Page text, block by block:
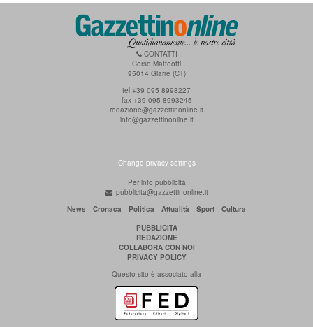
CONTATTI
Corso Matteotti
95014 Giarre (CT)
tel +39 095 8998227
fax +39 095 8993245
redazione@gazzettinonline.it
info@gazzettinonline.it
Change privacy settings
Per info pubblicità
pubblicita@gazzettinonline.it
News
Cronaca Politica Attualità Sport
Cultura
PUBBLICITÀ
REDAZIONE
COLLABORA CON NOI
PRIVACY POLICY
Questo sito è associato alla